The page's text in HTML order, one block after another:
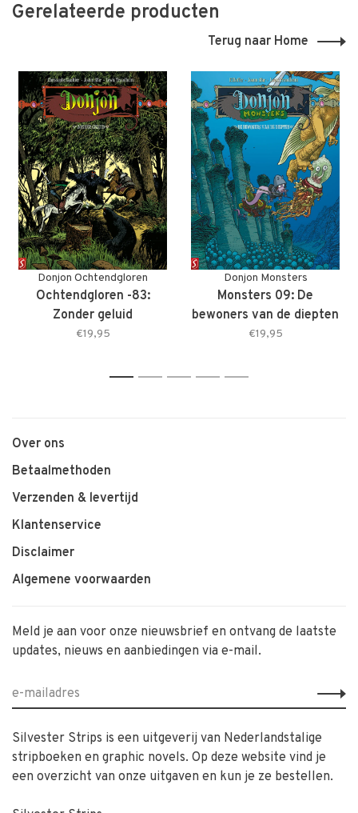
Gerelateerde producten
Terug naar Home
Donjon Ochtendgloren
Ochtendgloren -83:
Zonder geluid
€19,95
Donjon Monsters
Monsters 09: De
bewoners van de diepten
€19,95
1 2 3 4 5
Over ons
Betaalmethoden
Verzenden & levertijd
Klantenservice
Disclaimer
Algemene voorwaarden
Meld je aan voor onze nieuwsbrief en ontvang de laatste
updates, nieuws en aanbiedingen via e-mail.
Silvester Strips is een uitgeverij van Nederlandstalige
stripboeken en graphic novels. Op deze website vind je
een overzicht van onze uitgaven en kun je ze bestellen.